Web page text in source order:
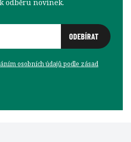
odběru novinek.
osobních údajů podle zásad